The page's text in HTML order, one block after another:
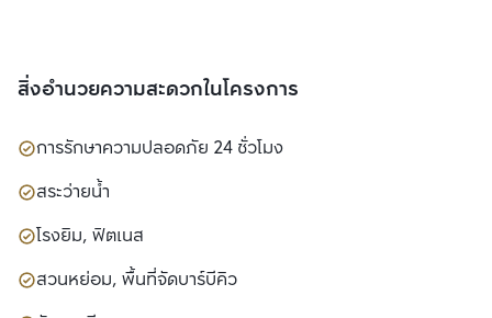
สิ่งอำนวยความสะดวกในโครงการ
การรักษาความปลอดภัย 24 ชั่วโมง
สระว่ายน้ำ
โรงยิม, ฟิตเนส
สวนหย่อม, พื้นที่จัดบาร์บีคิว